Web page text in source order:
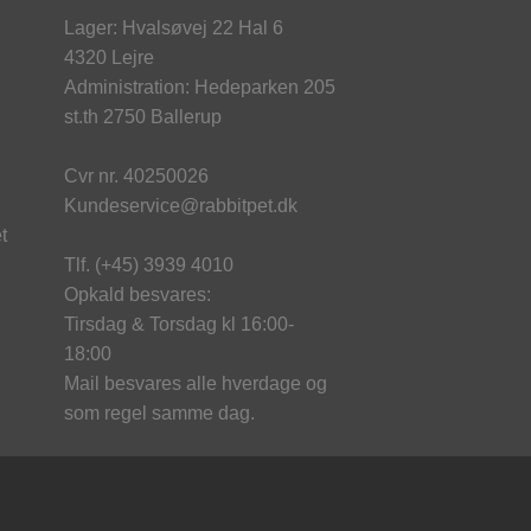
Lager: Hvalsøvej 22 Hal 6
4320 Lejre
Administration: Hedeparken 205
st.th 2750 Ballerup
Cvr nr. 40250026
Kundeservice@rabbitpet.dk
Tlf. (+45) 3939 4010
Opkald besvares:
Tirsdag & Torsdag kl 16:00-
18:00
Mail besvares alle hverdage og
som regel samme dag.